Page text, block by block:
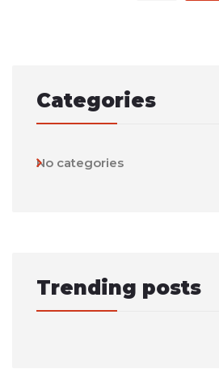
Categories
No categories
Trending posts